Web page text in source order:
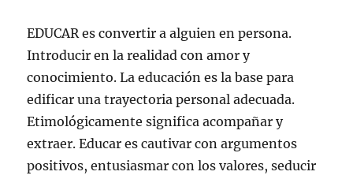
EDUCAR es convertir a alguien en persona.
Introducir en la realidad con amor y
conocimiento. La educación es la base para
edificar una trayectoria personal adecuada.
Etimológicamente significa acompañar y
extraer. Educar es cautivar con argumentos
positivos, entusiasmar con los valores, seducir